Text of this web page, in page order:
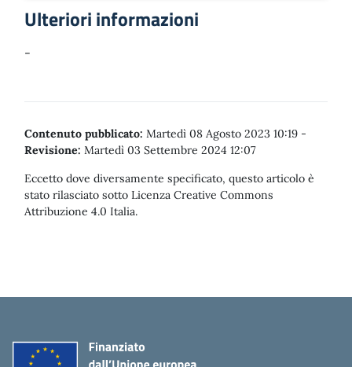
Ulteriori informazioni
-
Contenuto pubblicato: Martedì 08 Agosto 2023 10:19 -
Revisione: Martedì 03 Settembre 2024 12:07
Eccetto dove diversamente specificato, questo articolo è
stato rilasciato sotto Licenza Creative Commons
Attribuzione 4.0 Italia.